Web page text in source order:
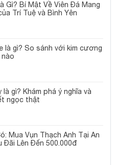
Gì? Bí Mật Về Viên Đá Mang
Trí Tuệ và Bình Yên
là gì? So sánh với kim cương
là gì? Khám phá ý nghĩa và
ngọc thật
Mua Vụn Thạch Anh Tại An
Đãi Lên Đến 500.000đ